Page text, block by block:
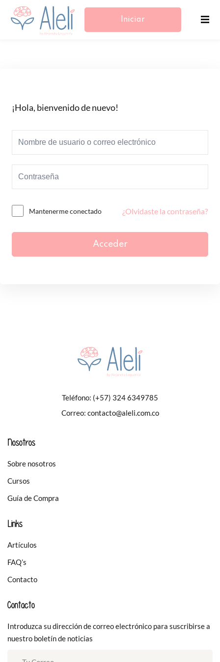
Iniciar
¡Hola, bienvenido de nuevo!
Mantenerme conectado ¿Olvidaste la contraseña?
Acceder
Teléfono: (+57) 324 6349785
Correo: contacto@aleli.com.co
Nosotros
Sobre nosotros
Cursos
Guía de Compra
Links
Artículos
FAQ’s
Contacto
Contacto
Introduzca su dirección de correo electrónico para suscribirse a
nuestro boletín de noticias